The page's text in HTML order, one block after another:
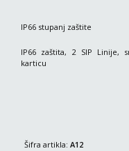
IP66 stupanj zaštite
IP66 zaštita, 2 SIP Linije,
karticu
Šifra artikla: A12